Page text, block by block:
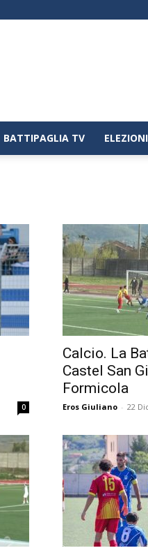
BATTIPAGLIA TV ELEZIONI
0
Calcio. La
Castel San
Formicola
Eros Giuliano - 22